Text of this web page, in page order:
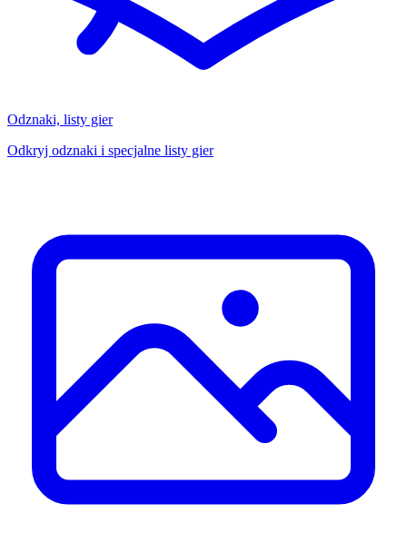
Odznaki, listy gier
Odkryj odznaki i specjalne listy gier